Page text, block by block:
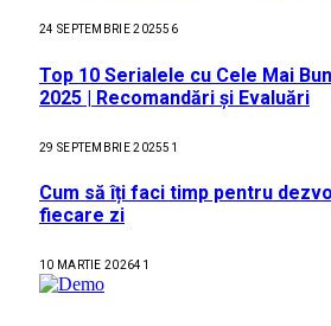
24 SEPTEMBRIE 202556
Top 10 Serialele cu Cele Mai
2025 | Recomandări și Evaluări
29 SEPTEMBRIE 202551
Cum să îți faci timp pentru
fiecare zi
10 MARTIE 202641